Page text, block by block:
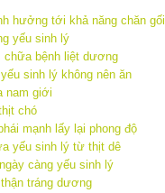
hưởng tới khả năng chăn gối
yếu sinh lý
chữa bệnh liệt dương
sinh lý không nên ăn
nam giới
chó
mạnh lấy lại phong độ
yếu sinh lý từ thịt dê
càng yếu sinh lý
tráng dương